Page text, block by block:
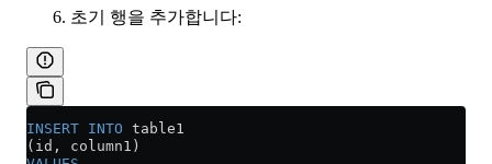
초기 행을 추가합니다:
INSERT INTO table1
(id, column1)